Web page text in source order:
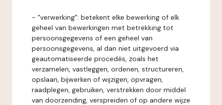
- "verwerking": betekent elke bewerking of elk
geheel van bewerkingen met betrekking tot
persoonsgegevens of een geheel van
persoonsgegevens, al dan niet uitgevoerd via
geautomatiseerde procedés, zoals het
verzamelen, vastleggen, ordenen, structureren,
opslaan, bijwerken of wijzigen, opvragen,
raadplegen, gebruiken, verstrekken door middel
van doorzending, verspreiden of op andere wijze